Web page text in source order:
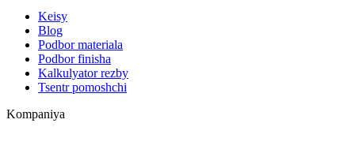
Keisy
Blog
Podbor materiala
Podbor finisha
Kalkulyator rezby
Tsentr pomoshchi
Kompaniya